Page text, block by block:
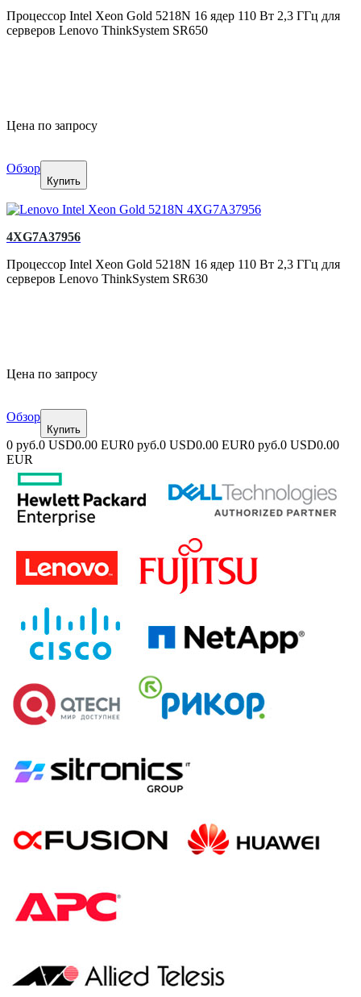
Процессор Intel Xeon Gold 5218N 16 ядер 110 Вт 2,3 ГГц для
серверов Lenovo ThinkSystem SR650
Цена по запросу
Обзор
Купить
4XG7A37956
Процессор Intel Xeon Gold 5218N 16 ядер 110 Вт 2,3 ГГц для
серверов Lenovo ThinkSystem SR630
Цена по запросу
Обзор
Купить
0 руб.0 USD0.00 EUR0 руб.0 USD0.00 EUR0 руб.0 USD0.00
EUR